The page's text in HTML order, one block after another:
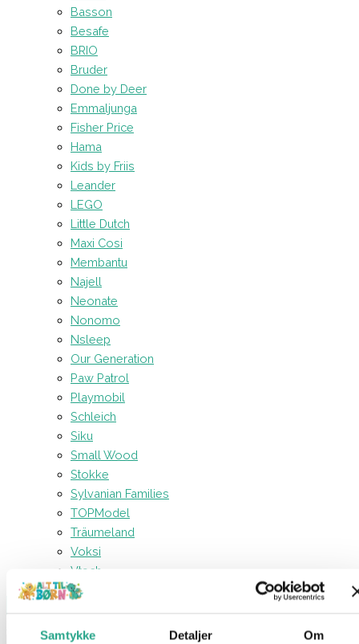
Samtykke Detaljer Om
Basson
Besafe
BRIO
Bruder
Done by Deer
Emmaljunga
Fisher Price
Hama
Kids by Friis
Leander
LEGO
Little Dutch
Maxi Cosi
Membantu
Najell
Neonate
Nonomo
Nsleep
Our Generation
Paw Patrol
Playmobil
Schleich
Siku
Small Wood
Stokke
Sylvanian Families
TOPModel
Träumeland
Voksi
Vtech